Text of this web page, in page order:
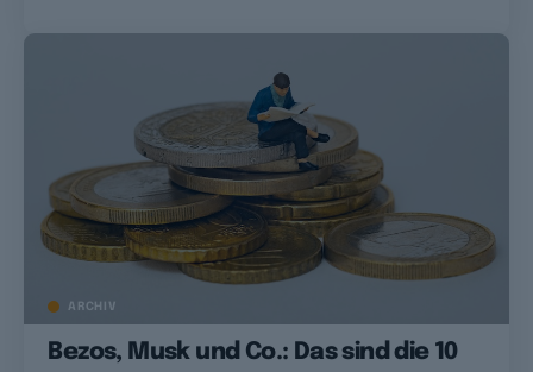
ARCHIV
Bezos, Musk und Co.: Das sind die 10